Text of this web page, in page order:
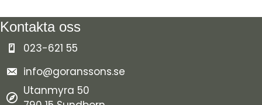
Kontakta oss
023-621 55
info@goranssons.se
Utanmyra 50